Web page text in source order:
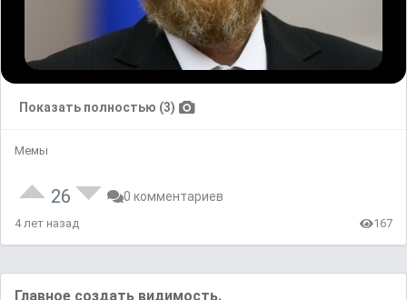
Показать полностью (3)
Мемы
26 0 комментариев
4 лет назад 167
Главное создать видимость.